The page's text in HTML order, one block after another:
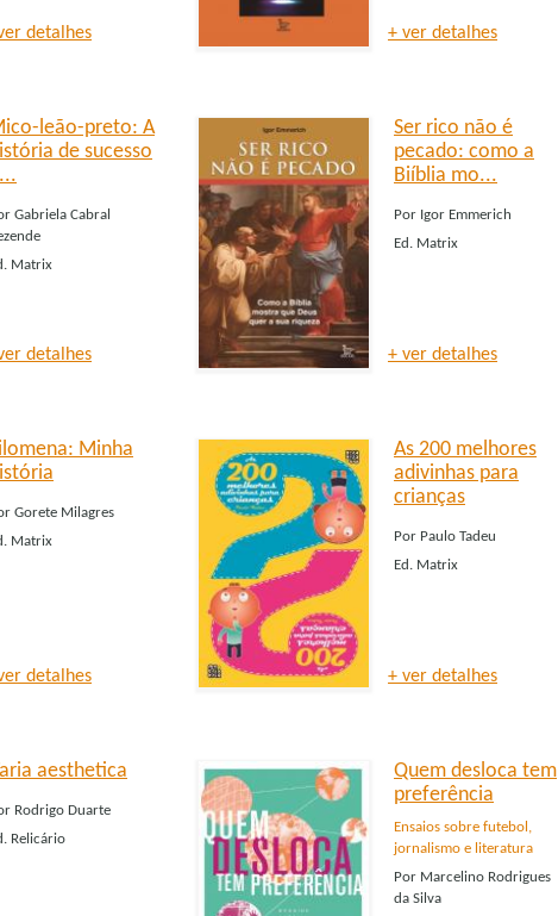
detalhes + ver detalhes
leão-preto: A
de sucesso
Gabriela Cabral
Matrix
detalhes
Ser rico não é
pecado: como a
Biíblia mo...
Por Igor Emmerich
Ed. Matrix
+ ver detalhes
Minha
Gorete Milagres
Matrix
detalhes
As 200 melhores
adivinhas para
crianças
Por Paulo Tadeu
Ed. Matrix
+ ver detalhes
aesthetica
Rodrigo Duarte
Relicário
Quem desloca tem
preferência
Ensaios sobre futebol,
jornalismo e literatura
Por Marcelino Rodrigues
da Silva